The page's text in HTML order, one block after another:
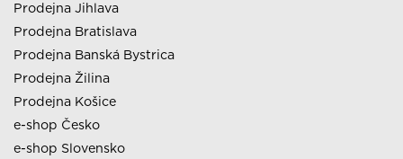
Prodejna Jihlava
Prodejna Bratislava
Prodejna Banská Bystrica
Prodejna Žilina
Prodejna Košice
e-shop Česko
e-shop Slovensko